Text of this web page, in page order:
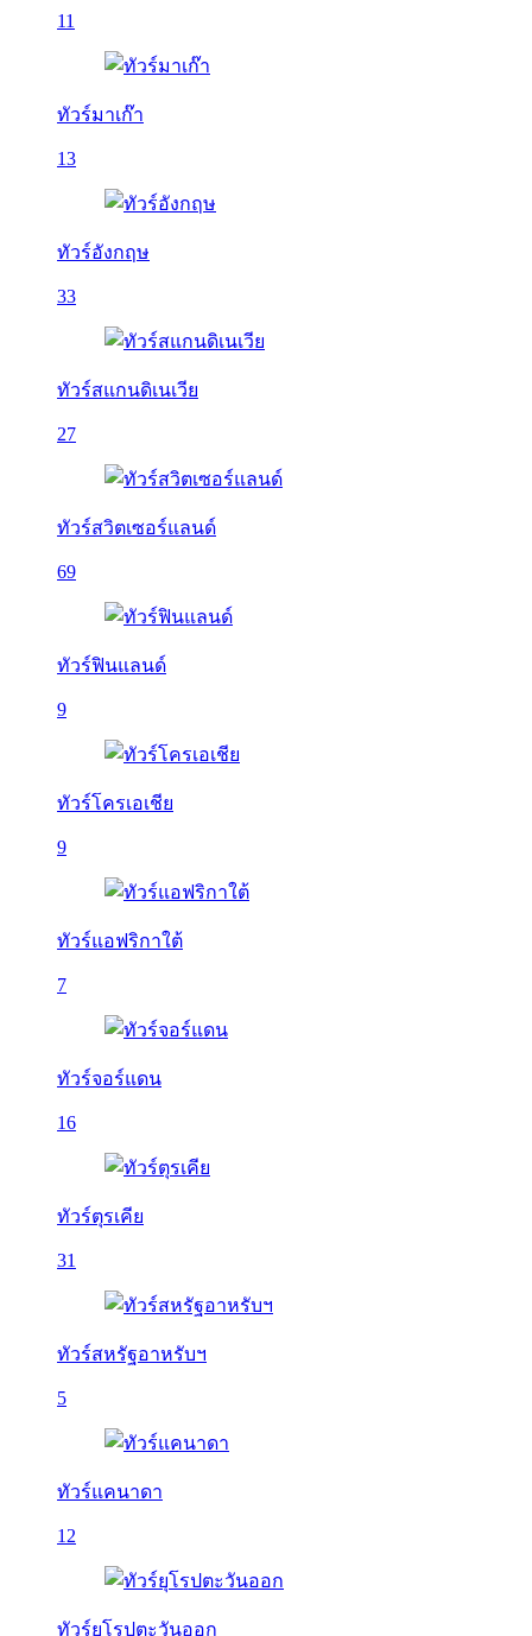
11
ทัวร์มาเก๊า
13
ทัวร์อังกฤษ
33
ทัวร์สแกนดิเนเวีย
27
ทัวร์สวิตเซอร์แลนด์
69
ทัวร์ฟินแลนด์
9
ทัวร์โครเอเชีย
9
ทัวร์แอฟริกาใต้
7
ทัวร์จอร์แดน
16
ทัวร์ตุรเคีย
31
ทัวร์สหรัฐอาหรับฯ
5
ทัวร์แคนาดา
12
ทัวร์ยุโรปตะวันออก